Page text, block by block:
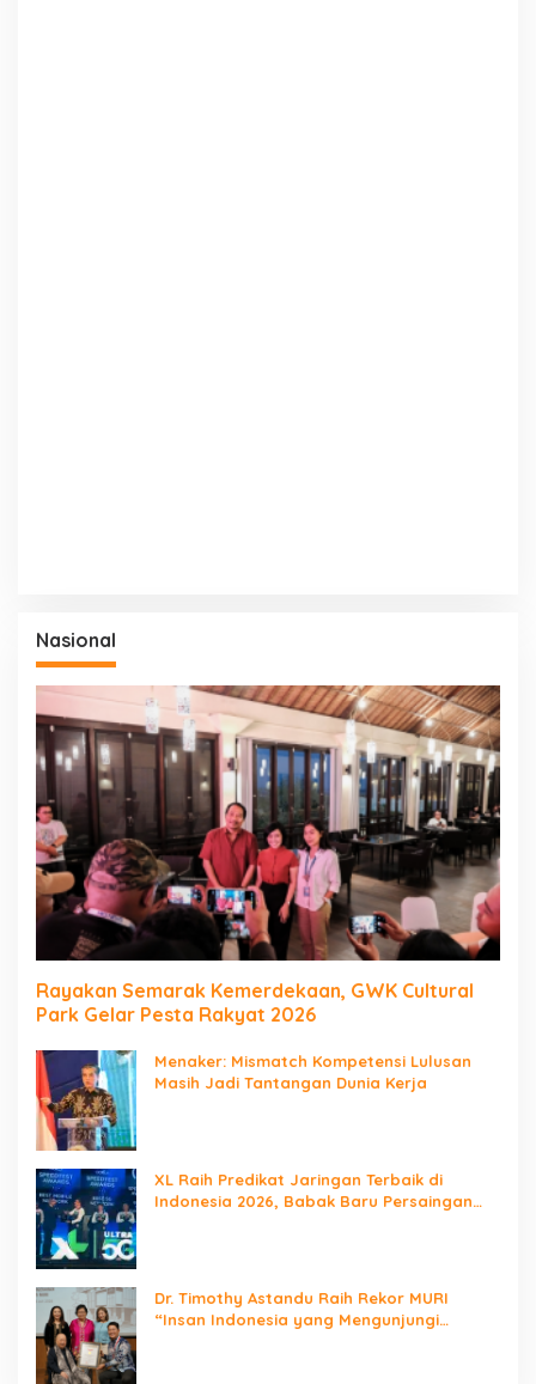
Nasional
Rayakan Semarak Kemerdekaan, GWK Cultural
Park Gelar Pesta Rakyat 2026
Menaker: Mismatch Kompetensi Lulusan
Masih Jadi Tantangan Dunia Kerja
XL Raih Predikat Jaringan Terbaik di
Indonesia 2026, Babak Baru Persaingan
Dr. Timothy Astandu Raih Rekor MURI
“Insan Indonesia yang Mengunjungi